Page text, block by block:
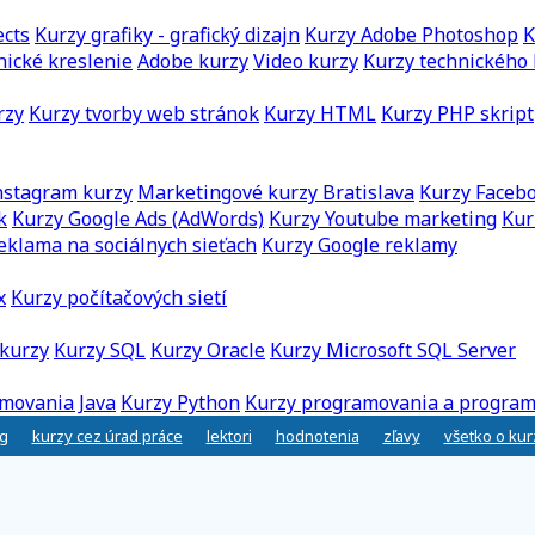
Kurzy grafiky - grafický dizajn Kurzy Adobe Photoshop
kreslenieAdobe kurzyVideo kurzy Kurzy
Kurzy tvorby web stránok Kurzy HTML Kurzy PHP skript
kurzy Marketingové kurzy Bratislava Kurzy
Kurzy Google Ads (AdWords) Kurzy Youtube marketing
na sociálnych sieťach Kurzy Google reklamy
Kurzy počítačových sietí
Kurzy SQL Kurzy Oracle Kurzy Microsoft SQL Server
Java Kurzy Python Kurzy programovania a
kurzy cez úrad práce lektori hodnotenia zľavy všetko o